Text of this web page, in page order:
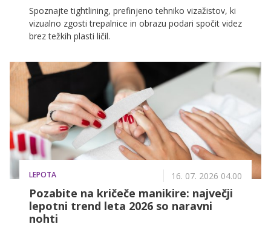
Spoznajte tightlining, prefinjeno tehniko vizažistov, ki
vizualno zgosti trepalnice in obrazu podari spočit videz
brez težkih plasti ličil.
LEPOTA 16. 07. 2026 04.00
Pozabite na kričeče manikire: največji
lepotni trend leta 2026 so naravni
nohti